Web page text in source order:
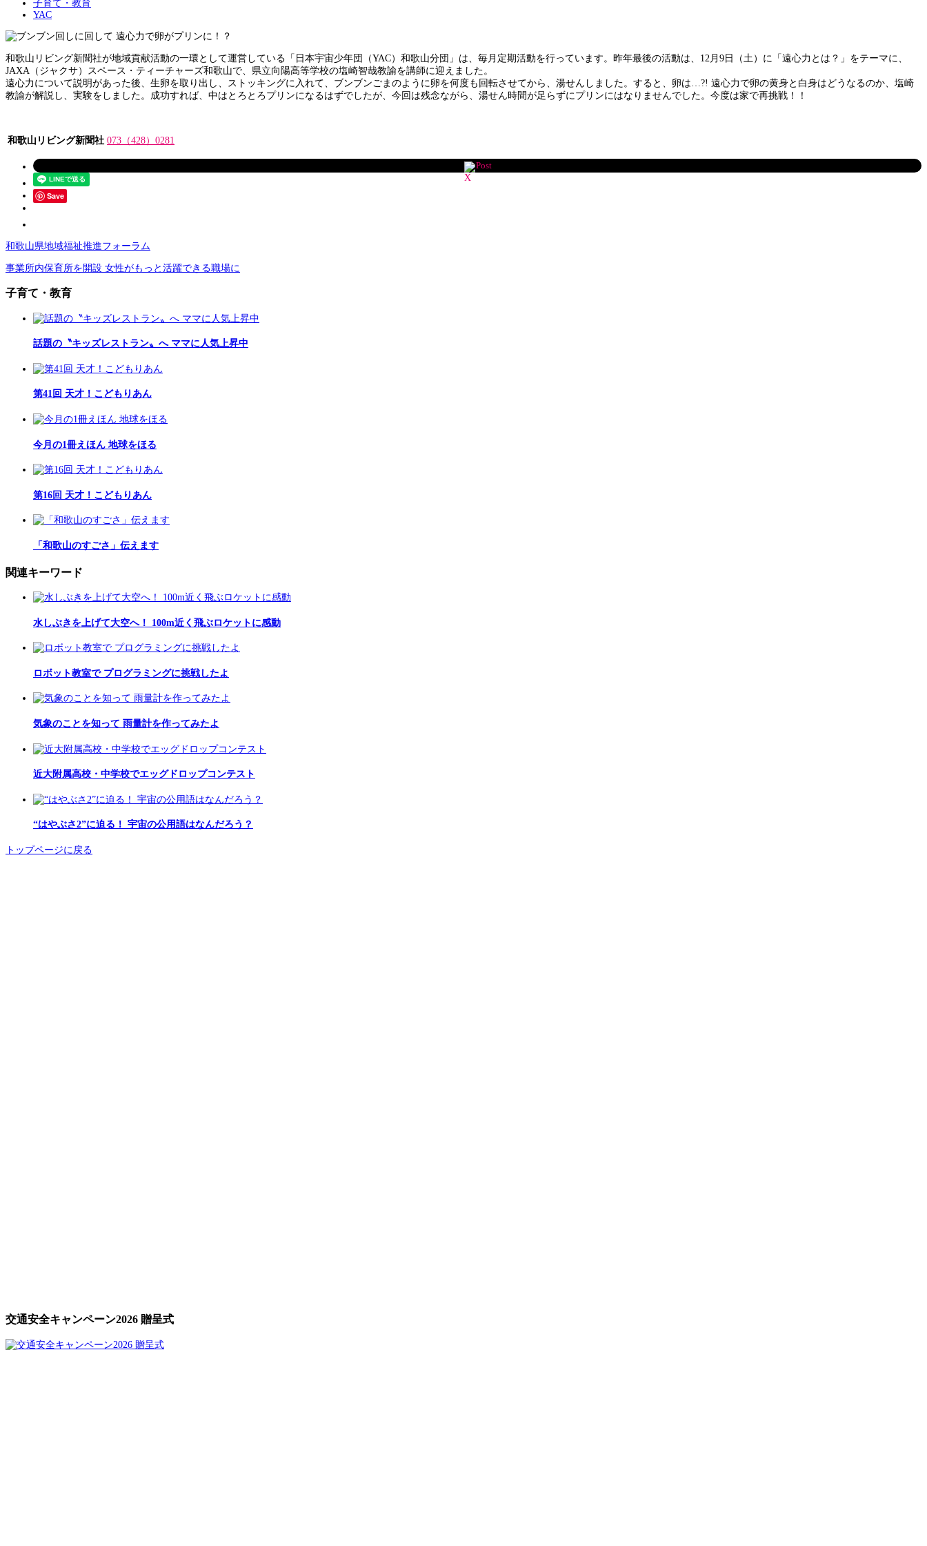
子育て・教育
YAC
和歌山リビング新聞社が地域貢献活動の一環として運営している「日本宇宙少年団（YAC）和歌山分団」は、毎月定期活動を行っています。昨年最後の活動は、12月9日（土）に「遠心力とは？」をテーマに、
JAXA（ジャクサ）スペース・ティーチャーズ和歌山で、県立向陽高等学校の塩崎智哉教諭を講師に迎えました。
遠心力について説明があった後、生卵を取り出し、ストッキングに入れて、ブンブンごまのように卵を何度も回転させてから、湯せんしました。すると、卵は…?! 遠心力で卵の黄身と白身はどうなるのか、塩崎
教諭が解説し、実験をしました。成功すれば、中はとろとろプリンになるはずでしたが、今回は残念ながら、湯せん時間が足らずにプリンにはなりませんでした。今度は家で再挑戦！！
和歌山リビング新聞社 073（428）0281
Post
Save
和歌山県地域福祉推進フォーラム
事業所内保育所を開設 女性がもっと活躍できる職場に
子育て・教育
話題の〝キッズレストラン〟へ ママに人気上昇中
第41回 天才！こどもりあん
今月の1冊えほん 地球をほる
第16回 天才！こどもりあん
「和歌山のすごさ」伝えます
関連キーワード
水しぶきを上げて大空へ！ 100m近く飛ぶロケットに感動
ロボット教室で プログラミングに挑戦したよ
気象のことを知って 雨量計を作ってみたよ
近大附属高校・中学校でエッグドロップコンテスト
“はやぶさ2”に迫る！ 宇宙の公用語はなんだろう？
トップページに戻る
交通安全キャンペーン2026 贈呈式